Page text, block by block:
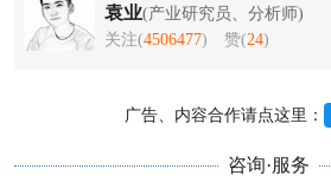
袁业(产业研究员、分析师)
关注(4506477) 赞(24)
广告、内容合作请点这里：
咨询·服务